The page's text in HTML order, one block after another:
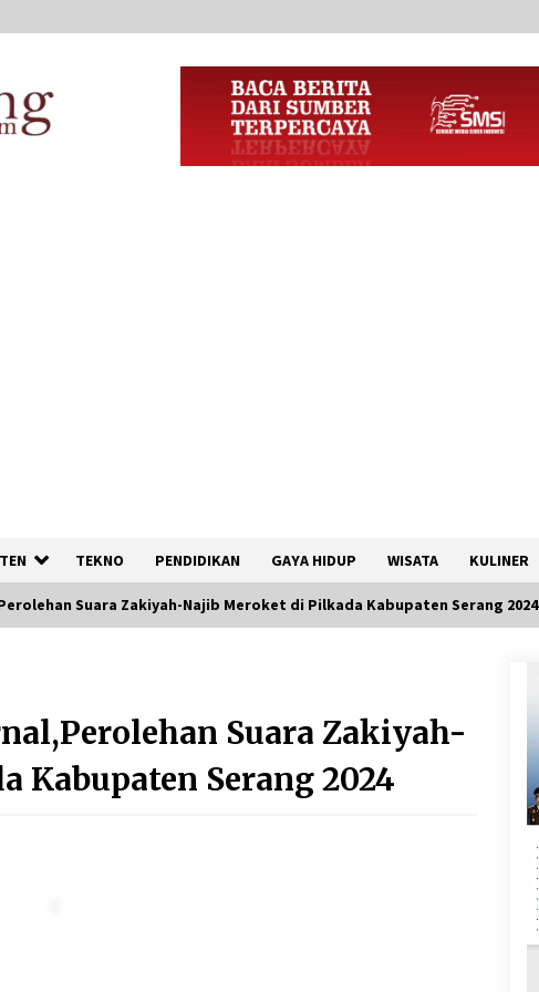
TEKNO PENDIDIKAN GAYA HIDUP WISATA KULINER
and Match Pendidikan–
5 Agustus 2026
Suara Zakiyah-Najib Meroket di Pilkada Kabupaten Serang 2024
Suara Zakiyah-
Kabupaten Serang 2024